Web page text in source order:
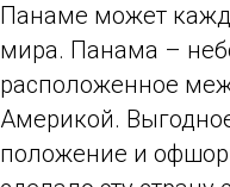
Панаме может
мира. Панама –
расположенное
Америкой.
положение и